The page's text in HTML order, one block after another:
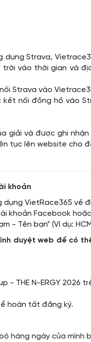
dụng Strava,
vào thời gian và
Strava vào
nối đồng hồ vào
giải và được ghi
tục lên website cho
khoản
dụng VietRace365 về
khoản Facebook
- Tên bạn" (Ví dụ:
duyệt web để có
- THE N-ERGY 2026
hoàn tất đăng ký.
hàng ngày của